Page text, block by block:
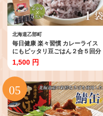
北海道乙部町
毎日健康 楽々習慣 カレーライス
にもピッタリ豆ごはん２合５回分
【豆ごはんの素：1袋】＜ カレー
ダイエット 健康 小粒 北海道 道産
乙部町 乙部町産 大豆 国産 国産大
豆 黒千石大豆 黒千石 原種 アント
シアニン ポリフェノール 簡単 豆
ごはん 小分け包装 ＞
1,500 円